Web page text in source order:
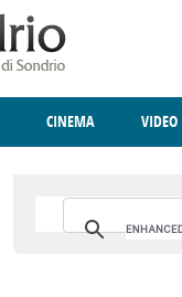
CINEMA VIDEO